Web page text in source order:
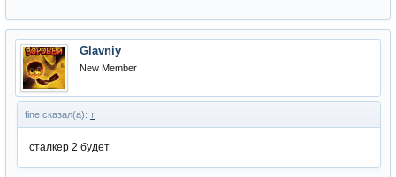
Glavniy
New Member
fine сказал(а): ↑
сталкер 2 будет